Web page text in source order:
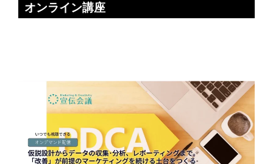
オンライン講座